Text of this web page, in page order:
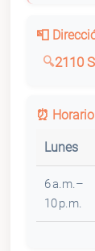
📮
2110
⏰
Lunes
6 a.m.–
10 p.m.